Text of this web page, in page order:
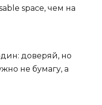
space, чем на
доверяй, но
не бумагу, а